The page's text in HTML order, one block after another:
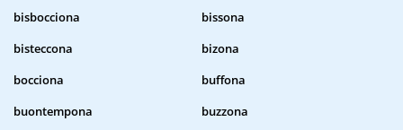
bisbocciona
bissona
bisteccona
bizona
bocciona
buffona
buontempona
buzzona